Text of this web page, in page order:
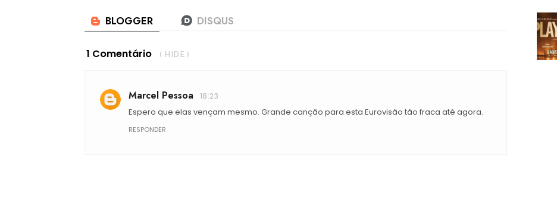
1 Comentário ( HIDE )
Marcel Pessoa 18:23
Espero que elas vençam mesmo. Grande canção para esta Eurovisão tão fraca até agora.
RESPONDER